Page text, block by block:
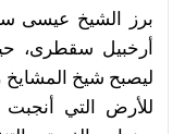
برز الشيخ عيسى
أرخبيل سقطرى،
ليصبح شيخ
للأرض التي